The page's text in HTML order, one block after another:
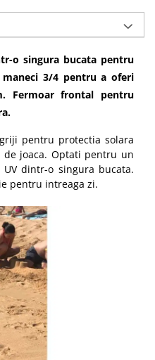
o singura bucata pentru
3/4 pentru a oferi
Fermoar frontal pentru
pentru protectia solara
joaca. Optati pentru un
dintr-o singura bucata.
pentru intreaga zi.